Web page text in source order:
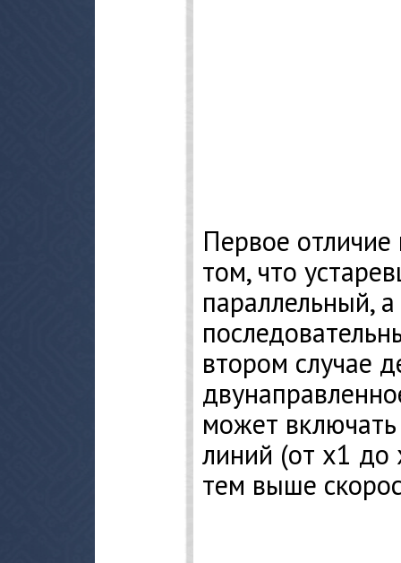
Первое
том, что
параллельный,
втором случае
может включать
линий (от x1 до
тем выше